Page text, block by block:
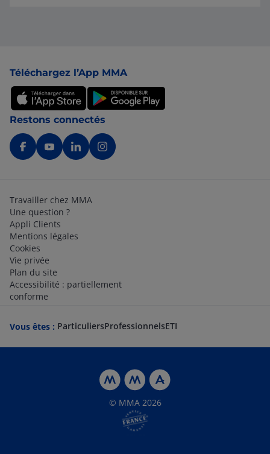
Téléchargez l’App MMA
Restons connectés
Travailler chez MMA
Une question ?
Appli Clients
Mentions légales
Cookies
Vie privée
Plan du site
Accessibilité : partiellement
conforme
Vous êtes : ParticuliersProfessionnelsETI
© MMA 2026